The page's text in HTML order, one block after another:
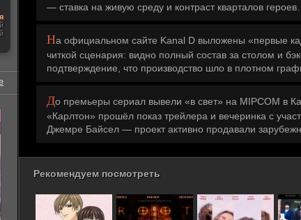
— ставка на живую среду и контраст кварталов героев.
На официальном сайте Kanal D выложены «первые
читкой сценария: видно полный состав за столом и
подтверждение, что производство шло в плотном
До премьеры сериал вывели «в свет» на MIPCOM в
«Карлтон» прошёл показ трейлера и вечеринка с
Джемре Байсел — проект активно продавали
Рекомендуем посмотреть